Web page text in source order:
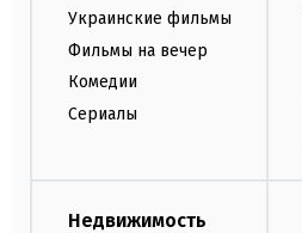
Украинские фильмы
Фильмы на вечер
Комедии
Сериалы
Недвижимость